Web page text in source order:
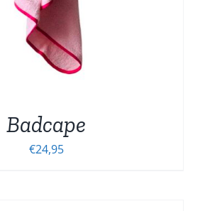
Badcape
€24,95